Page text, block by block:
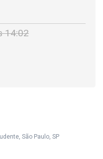
14:02
São Paulo, SP